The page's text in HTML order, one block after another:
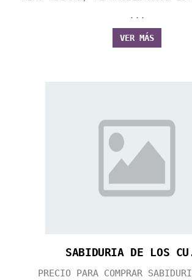
...
VER MÁS
SABIDURIA DE LOS
PRECIO PARA COMPRAR